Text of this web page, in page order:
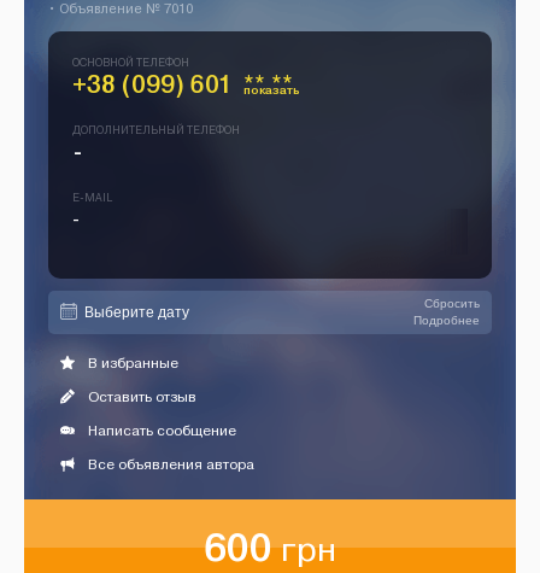
• Объявление № 7010
ОСНОВНОЙ ТЕЛЕФОН
+38 (099) 601 ** **
показать
ДОПОЛНИТЕЛЬНЫЙ ТЕЛЕФОН
-
E-MAIL
-
Сбросить
Подробнее
В избранные
Оставить отзыв
Написать сообщение
Все объявления автора
600грн